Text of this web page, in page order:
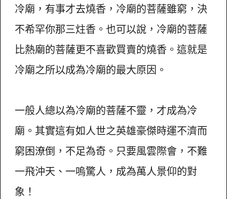
冷廟，有事才去燒香，冷廟的菩薩雖窮，決
不希罕你那三炷香。也可以說，冷廟的菩薩
比熱廟的菩薩更不喜歡買賣的燒香。這就是
冷廟之所以成為冷廟的最大原因。
一般人總以為冷廟的菩薩不靈，才成為冷
廟。其實這有如人世之英雄豪傑時運不濟而
窮困潦倒，不足為奇。只要風雲際會，不難
一飛沖天、一嗚驚人，成為萬人景仰的對
象！